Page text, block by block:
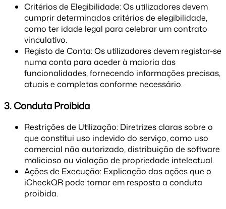
Critérios de Elegibilidade: Os utilizadores devem
cumprir determinados critérios de elegibilidade,
como ter idade legal para celebrar um contrato
vinculativo.
Registo de Conta: Os utilizadores devem registar-se
numa conta para aceder à maioria das
funcionalidades, fornecendo informações precisas,
atuais e completas conforme necessário.
3. Conduta Proibida
Restrições de Utilização: Diretrizes claras sobre o
que constitui uso indevido do serviço, como uso
comercial não autorizado, distribuição de software
malicioso ou violação de propriedade intelectual.
Ações de Execução: Explicação das ações que o
iCheckQR pode tomar em resposta a conduta
proibida.